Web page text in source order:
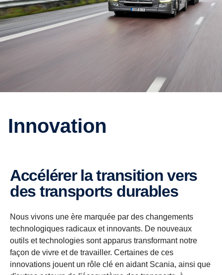
Innovation
Accélérer la transition vers
des transports durables
Nous vivons une ère marquée par des changements
technologiques radicaux et innovants. De nouveaux
outils et technologies sont apparus transformant notre
façon de vivre et de travailler. Certaines de ces
innovations jouent un rôle clé en aidant Scania, ainsi que